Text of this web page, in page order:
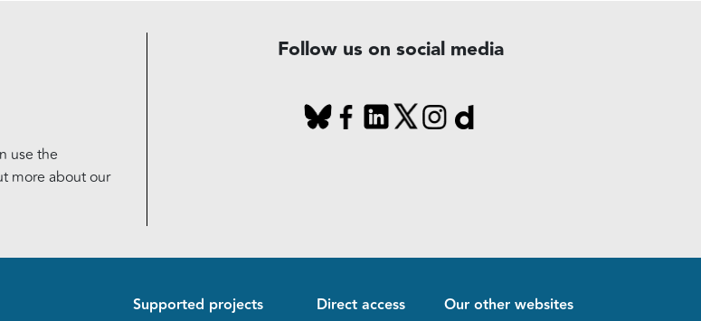
use the
more about our
Follow us on social media
Supported projects Direct access Our other websites